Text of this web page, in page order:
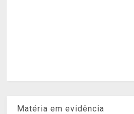
Matéria em evidência